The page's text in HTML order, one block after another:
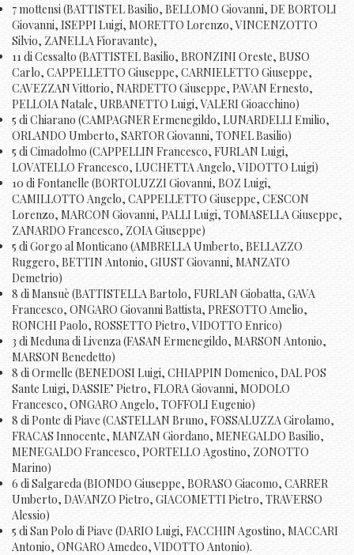
7 mottensi (BATTISTEL Basilio, BELLOMO Giovanni, DE BORTOLI
Giovanni, ISEPPI Luigi, MORETTO Lorenzo, VINCENZOTTO
Silvio, ZANELLA Fioravante),
11 di Cessalto (BATTISTEL Basilio, BRONZINI Oreste, BUSO
Carlo, CAPPELLETTO Giuseppe, CARNIELETTO Giuseppe,
CAVEZZAN Vittorio, NARDETTO Giuseppe, PAVAN Ernesto,
PELLOIA Natale, URBANETTO Luigi, VALERI Gioacchino)
5 di Chiarano (CAMPAGNER Ermenegildo, LUNARDELLI Emilio,
ORLANDO Umberto, SARTOR Giovanni, TONEL Basilio)
5 di Cimadolmo (CAPPELLIN Francesco, FURLAN Luigi,
LOVATELLO Francesco, LUCHETTA Angelo, VIDOTTO Luigi)
10 di Fontanelle (BORTOLUZZI Giovanni, BOZ Luigi,
CAMILLOTTO Angelo, CAPPELLETTO Giuseppe, CESCON
Lorenzo, MARCON Giovanni, PALLI Luigi, TOMASELLA Giuseppe,
ZANARDO Francesco, ZOIA Giuseppe)
5 di Gorgo al Monticano (AMBRELLA Umberto, BELLAZZO
Ruggero, BETTIN Antonio, GIUST Giovanni, MANZATO
Demetrio)
8 di Mansuè (BATTISTELLA Bartolo, FURLAN Giobatta, GAVA
Francesco, ONGARO Giovanni Battista, PRESOTTO Amelio,
RONCHI Paolo, ROSSETTO Pietro, VIDOTTO Enrico)
3 di Meduna di Livenza (FASAN Ermenegildo, MARSON Antonio,
MARSON Benedetto)
8 di Ormelle (BENEDOSI Luigi, CHIAPPIN Domenico, DAL POS
Sante Luigi, DASSIE’ Pietro, FLORA Giovanni, MODOLO
Francesco, ONGARO Angelo, TOFFOLI Eugenio)
8 di Ponte di Piave (CASTELLAN Bruno, FOSSALUZZA Girolamo,
FRACAS Innocente, MANZAN Giordano, MENEGALDO Basilio,
MENEGALDO Francesco, PORTELLO Agostino, ZONOTTO
Marino)
6 di Salgareda (BIONDO Giuseppe, BORASO Giacomo, CARRER
Umberto, DAVANZO Pietro, GIACOMETTI Pietro, TRAVERSO
Alessio)
5 di San Polo di Piave (DARIO Luigi, FACCHIN Agostino, MACCARI
Antonio, ONGARO Amedeo, VIDOTTO Antonio).